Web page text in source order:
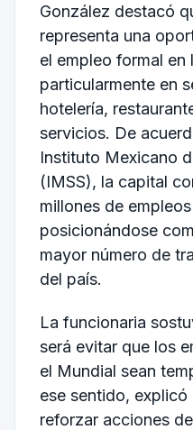
González destacó
representa una
el empleo formal
particularmente en
hotelería,
servicios. De
Instituto Mexicano
(IMSS), la capital
millones de
posicionándose
mayor número de
del país.
La funcionaria
será evitar que los
el Mundial sean
ese sentido, explicó
reforzar acciones